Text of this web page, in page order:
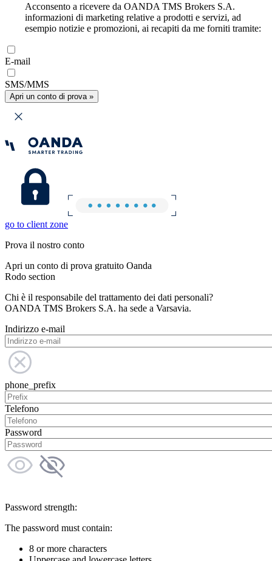
Acconsento a ricevere da OANDA TMS Brokers S.A.
informazioni di marketing relative a prodotti e servizi, ad
esempio notizie e promozioni, ai recapiti da me forniti tramite:
E-mail
SMS/MMS
Apri un conto di prova »
go to client zone
Prova il nostro conto
Apri un conto di prova gratuito Oanda
Rodo section
Chi è il responsabile del trattamento dei dati personali?
OANDA TMS Brokers S.A. ha sede a Varsavia.
Indirizzo e-mail
phone_prefix
Telefono
Password
Password strength:
The password must contain:
8 or more characters